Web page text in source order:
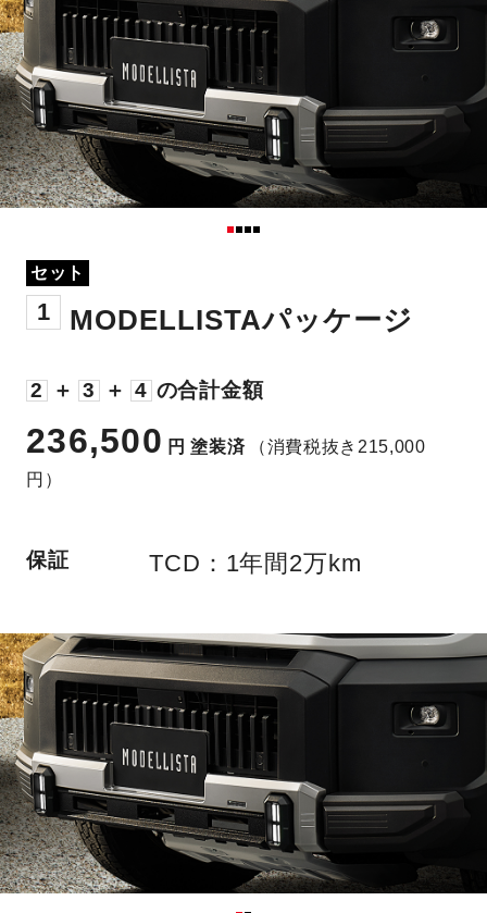
セット
1 MODELLISTAパッケージ
2 ＋ 3 ＋ 4 の合計金額
236,500 円 塗装済
（消費税抜き215,000
円）
保証 TCD：1年間2万km